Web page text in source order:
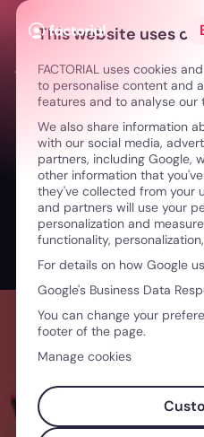
Ir para o conteúdo
← Cultura, vulnerabilidade e
This website uses
FACTORIAL uses cookies
to personalise content and
features and to analyse our
We also share information
with our social media,
partners, including Google,
other information that
they've collected from your
and partners will use your
personalization and
functionality,
For details on how Google
Google's Business Data
You can change your
footer of the page.
Manage cookies